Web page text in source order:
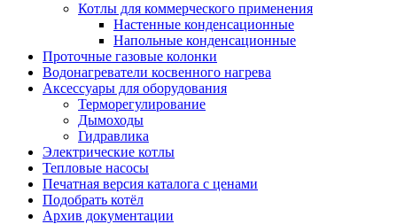
Котлы для коммерческого применения
Настенные конденсационные
Напольные конденсационные
Проточные газовые колонки
Водонагреватели косвенного нагрева
Аксессуары для оборудования
Терморегулирование
Дымоходы
Гидравлика
Электрические котлы
Тепловые насосы
Печатная версия каталога с ценами
Подобрать котёл
Архив документации